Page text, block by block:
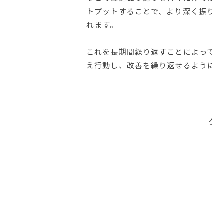
トプットすることで、より深く
れます。
これを長期間繰り返すことによっ
え行動し、改善を繰り返せるよう